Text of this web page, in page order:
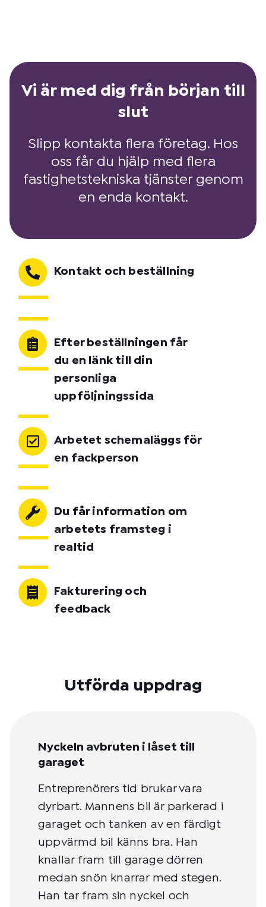
Vi är med dig från början till
slut
Slipp kontakta flera företag. Hos
oss får du hjälp med flera
fastighetstekniska tjänster genom
en enda kontakt.
Kontakt och beställning
Efter beställningen får
du en länk till din
personliga
uppföljningssida
Arbetet schemaläggs för
en fackperson
Du får information om
arbetets framsteg i
realtid
Fakturering och
feedback
Utförda uppdrag
Nyckeln avbruten i låset till
garaget
Entreprenörers tid brukar vara
dyrbart. Mannens bil är parkerad i
garaget och tanken av en färdigt
uppvärmd bil känns bra. Han
knallar fram till garage dörren
medan snön knarrar med stegen.
Han tar fram sin nyckel och